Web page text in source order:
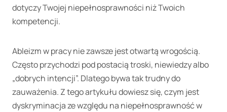
dotyczy Twojej niepełnosprawności niż Twoich
kompetencji.
Ableizm w pracy nie zawsze jest otwartą wrogością.
Często przychodzi pod postacią troski, niewiedzy albo
„dobrych intencji”. Dlatego bywa tak trudny do
zauważenia. Z tego artykułu dowiesz się, czym jest
dyskryminacja ze względu na niepełnosprawność w